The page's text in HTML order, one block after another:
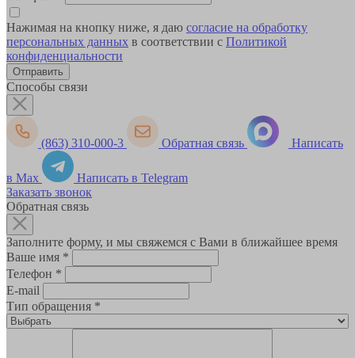
Нажимая на кнопку ниже, я даю согласие на обработку
персональных данных в соответствии с Политикой
конфиденциальности
Способы связи
(863) 310-000-3 Обратная связь Написать
в Max
Написать в Telegram
Заказать звонок
Обратная связь
Заполните форму, и мы свяжемся с Вами в ближайшее время
Ваше имя *
Телефон *
E-mail
Тип обращения *